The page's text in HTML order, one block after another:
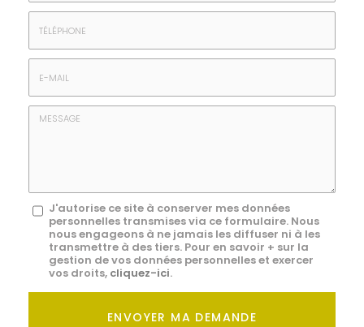
Prénom
Société
Téléphone
E-
Message
J'autorise ce site à conserver mes données
personnelles transmises via ce formulaire. Nous
nous engageons à ne jamais les diffuser ni à les
transmettre à des tiers. Pour en savoir + sur la
gestion de vos données personnelles et exercer
vos droits, cliquez-ici.
Acceptation
ENVOYER MA DEMANDE